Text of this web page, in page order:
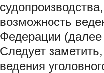
возможность
Федерации
Следует
ведения